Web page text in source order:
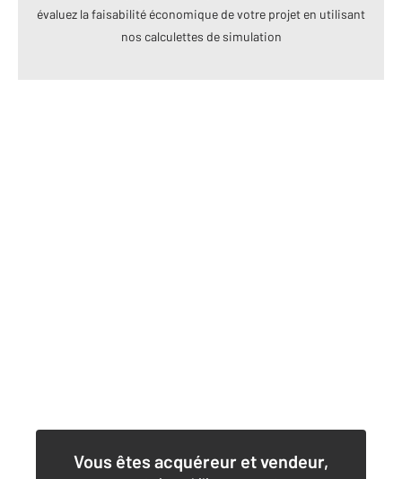
évaluez la faisabilité économique de votre projet en utilisant
nos calculettes de simulation
Vous êtes acquéreur et vendeur,